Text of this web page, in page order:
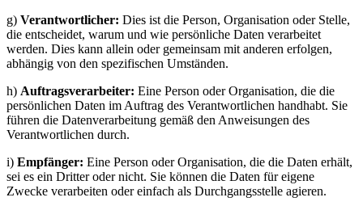
g) Verantwortlicher: Dies ist die Person, Organisation oder Stelle,
die entscheidet, warum und wie persönliche Daten verarbeitet
werden. Dies kann allein oder gemeinsam mit anderen erfolgen,
abhängig von den spezifischen Umständen.
h) Auftragsverarbeiter: Eine Person oder Organisation, die die
persönlichen Daten im Auftrag des Verantwortlichen handhabt. Sie
führen die Datenverarbeitung gemäß den Anweisungen des
Verantwortlichen durch.
i) Empfänger: Eine Person oder Organisation, die die Daten erhält,
sei es ein Dritter oder nicht. Sie können die Daten für eigene
Zwecke verarbeiten oder einfach als Durchgangsstelle agieren.